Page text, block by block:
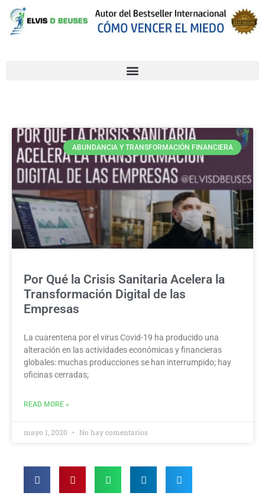
ABUNDANCIA Y TRANSFORMACIÓN FINANCIERA
Por Qué la Crisis Sanitaria Acelera la
Transformación Digital de las
Empresas
La cuarentena por el virus Covid-19 ha producido una
alteración en las actividades económicas y financieras
globales: muchas producciones se han interrumpido; hay
oficinas cerradas;
READ MORE »
mayo 1, 2020 No hay comentarios